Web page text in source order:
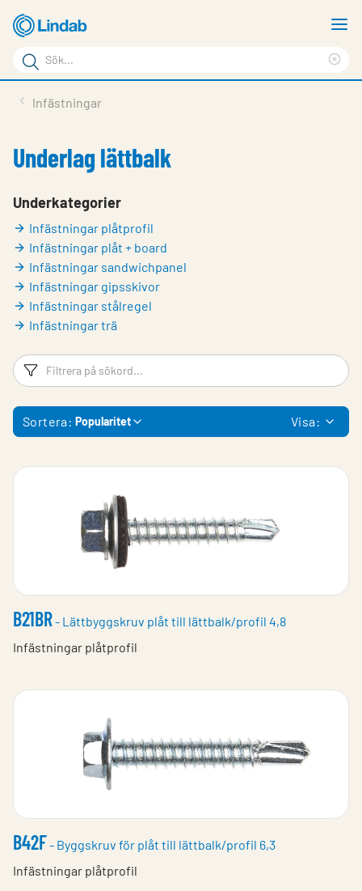
Hoppa
till
huvudinnehållet
Sökord
Sök
på
Service & Support
Hållbarhet
Om Lindab
Kontakt
Logga in
Choose languge
Infästningar
Underlag lättbalk
Underkategorier
Infästningar plåtprofil
Infästningar plåt + board
Infästningar sandwichpanel
Infästningar gipsskivor
Infästningar stålregel
Infästningar trä
Filtreringsord
Sortera: Popularitet Visa:
B21BR- Lättbyggskruv plåt till lättbalk/profil 4,8
Infästningar plåtprofil
B42F- Byggskruv för plåt till lättbalk/profil 6,3
Infästningar plåtprofil